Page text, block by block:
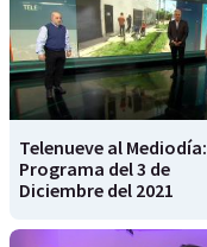
Telenueve al Mediodía:
Programa del 3 de
Diciembre del 2021